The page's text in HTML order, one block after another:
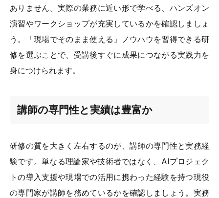
ありません。実際の業務に近い形で学べる、ハンズオン
演習やワークショップが充実しているかを確認しましょ
う。「現場でそのまま使える」ノウハウを習得できる研
修を選ぶことで、受講後すぐに成果につながる実践力を
身につけられます。
講師の専門性と実績は豊富か
研修の質を大きく左右するのが、講師の専門性と実務経
験です。単なる理論家や技術者ではなく、AIプロジェク
トの導入支援や現場での活用に携わった経験を持つ現役
の専門家が講師を務めているかを確認しましょう。実務